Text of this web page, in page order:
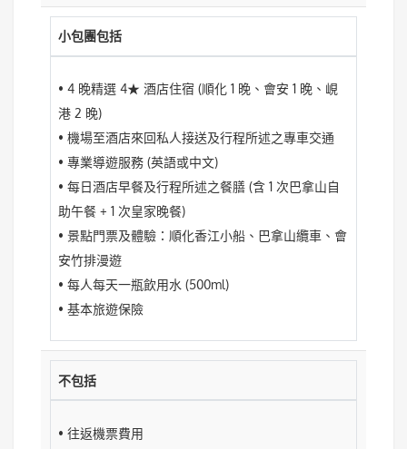
小包團包括
• 4 晚精選 4★ 酒店住宿 (順化 1 晚、會安 1 晚、峴
港 2 晚)
• 機場至酒店來回私人接送及行程所述之專車交通
• 專業導遊服務 (英語或中文)
• 每日酒店早餐及行程所述之餐膳 (含 1 次巴拿山自
助午餐 + 1 次皇家晚餐)
• 景點門票及體驗：順化香江小船、巴拿山纜車、會
安竹排漫遊
• 每人每天一瓶飲用水 (500ml)
• 基本旅遊保險
不包括
• 往返機票費用